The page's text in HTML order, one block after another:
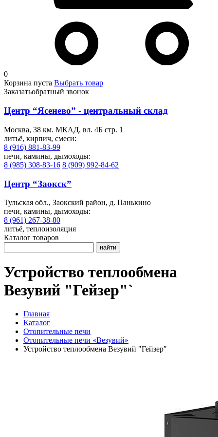
0
Корзина пуста Выбрать товар
Заказатьобратный звонок
Центр “Ясенево” - центральный склад
Москва, 38 км. МКАД, вл. 4Б стр. 1
литьё, кирпич, смеси:
8 (916) 881-83-99
печи, камины, дымоходы:
8 (985) 308-83-16 8 (909) 992-84-62
Центр “Заокск”
Тульская обл., Заокский район, д. Панькино
печи, камины, дымоходы:
8 (961) 267-38-80
литьё, теплоизоляция
Каталог товаров
найти
Устройство теплообмена
Везувий "Гейзер"`
Главная
Каталог
Отопительные печи
Отопительные печи «Везувий»
Устройство теплообмена Везувий "Гейзер"